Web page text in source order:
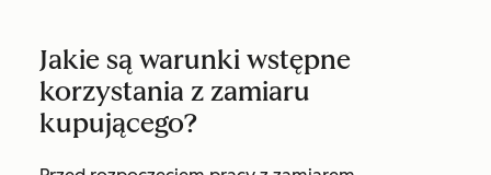
Jakie są warunki wstępne
korzystania z zamiaru
kupującego?